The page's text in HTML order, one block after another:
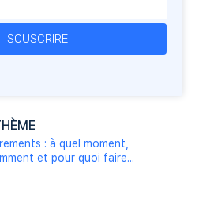
SOUSCRIRE
: à quel moment,
et pour quoi faire...